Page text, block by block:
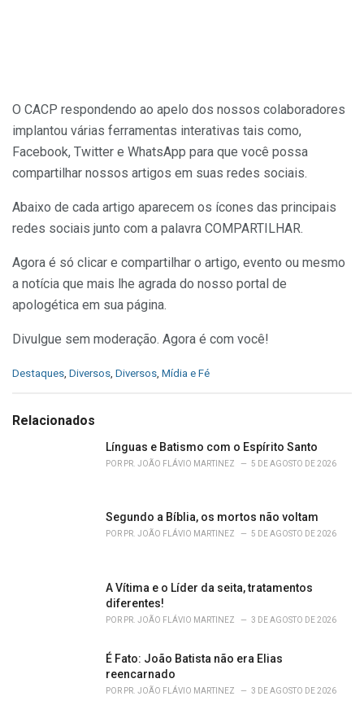
O CACP respondendo ao apelo dos nossos colaboradores
implantou várias ferramentas interativas tais como,
Facebook, Twitter e WhatsApp para que você possa
compartilhar nossos artigos em suas redes sociais.
Abaixo de cada artigo aparecem os ícones das principais
redes sociais junto com a palavra COMPARTILHAR.
Agora é só clicar e compartilhar o artigo, evento ou mesmo
a notícia que mais lhe agrada do nosso portal de
apologética em sua página.
Divulgue sem moderação. Agora é com você!
C
e
Destaques, Diversos, Diversos, Mídia e Fé
Relacionados
Línguas e Batismo com o Espírito Santo
POR PR. JOÃO FLÁVIO MARTINEZ 5 DE AGOSTO DE 2026
Segundo a Bíblia, os mortos não voltam
POR PR. JOÃO FLÁVIO MARTINEZ 5 DE AGOSTO DE 2026
A Vítima e o Líder da seita, tratamentos
diferentes!
POR PR. JOÃO FLÁVIO MARTINEZ 3 DE AGOSTO DE 2026
É Fato: João Batista não era Elias
reencarnado
POR PR. JOÃO FLÁVIO MARTINEZ 3 DE AGOSTO DE 2026